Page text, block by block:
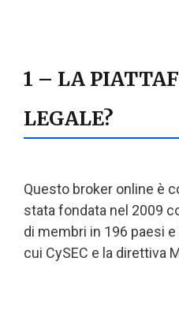
1 – LA
LEGALE?
Questo broker online è
stata fondata nel 2009
di membri in 196 paesi
cui CySEC e la direttiva